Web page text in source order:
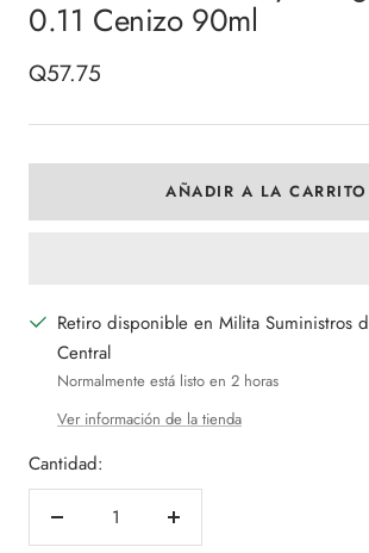
0.11 Cenizo 90ml
Precio
Q57.75
AÑADIR A LA CARRITO
Retiro disponible en Milita Suministros
Central
Normalmente está listo en 2 horas
Ver información de la tienda
Cantidad:
Decrecer
Aumentar